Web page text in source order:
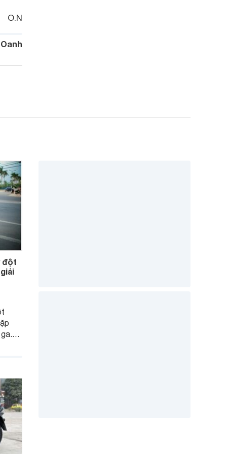
O.N
đột